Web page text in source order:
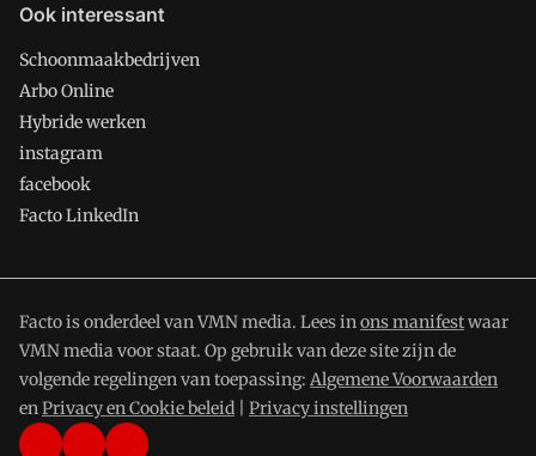
Ook interessant
Schoonmaakbedrijven
Arbo Online
Hybride werken
instagram
facebook
Facto LinkedIn
Facto is onderdeel van VMN media. Lees inons manifestwaar
VMN media voor staat. Op gebruik van deze site zijn de
volgende regelingen van toepassing: Algemene Voorwaarden
enPrivacy en Cookie beleid Privacy instellingen